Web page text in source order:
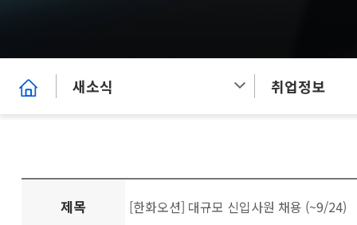
새소식 취업정보
제목 [한화오션] 대규모 신입사원 채용 (~9/24)